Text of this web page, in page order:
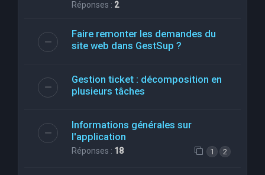
Réponses : 2
Faire remonter les demandes du
site web dans GestSup ?
Gestion ticket : décomposition en
plusieurs tâches
Informations générales sur
l'application
Réponses : 18 1 2